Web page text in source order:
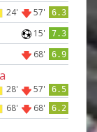
24' 57' 6.3
15' 7.3
68' 6.9
28' 57' 6.5
68' 68' 6.2